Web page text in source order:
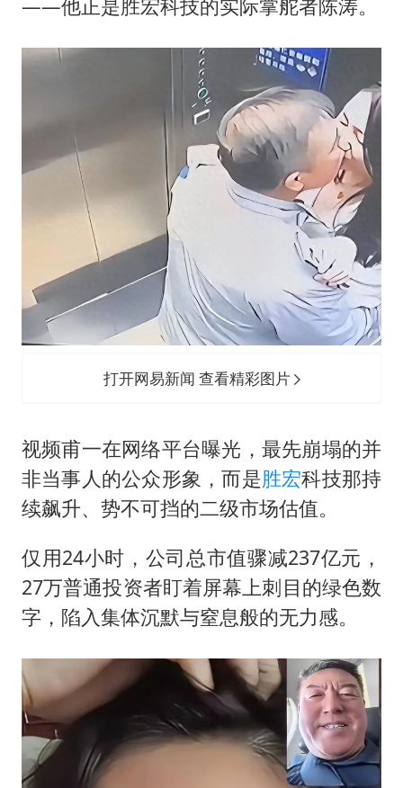
白海豚在海上打了个结
构建更高水平的全民健身公共服务体系
——他正是胜宏科技的实际掌舵者陈涛。
打开网易新闻 查看精彩图片
视频甫一在网络平台曝光，最先崩塌的并
非当事人的公众形象，而是胜宏科技那持
续飙升、势不可挡的二级市场估值。
仅用24小时，公司总市值骤减237亿元，
27万普通投资者盯着屏幕上刺目的绿色数
字，陷入集体沉默与窒息般的无力感。